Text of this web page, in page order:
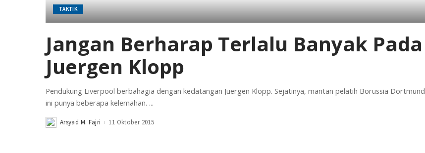
TAKTIK
Jangan Berharap Terlalu Banyak Pada
Juergen Klopp
Pendukung Liverpool berbahagia dengan kedatangan Juergen Klopp. Sejatinya, mantan pelatih Borussia Dortmund
ini punya beberapa kelemahan. ...
PostedArsyad M. Fajri 11 Oktober 2015